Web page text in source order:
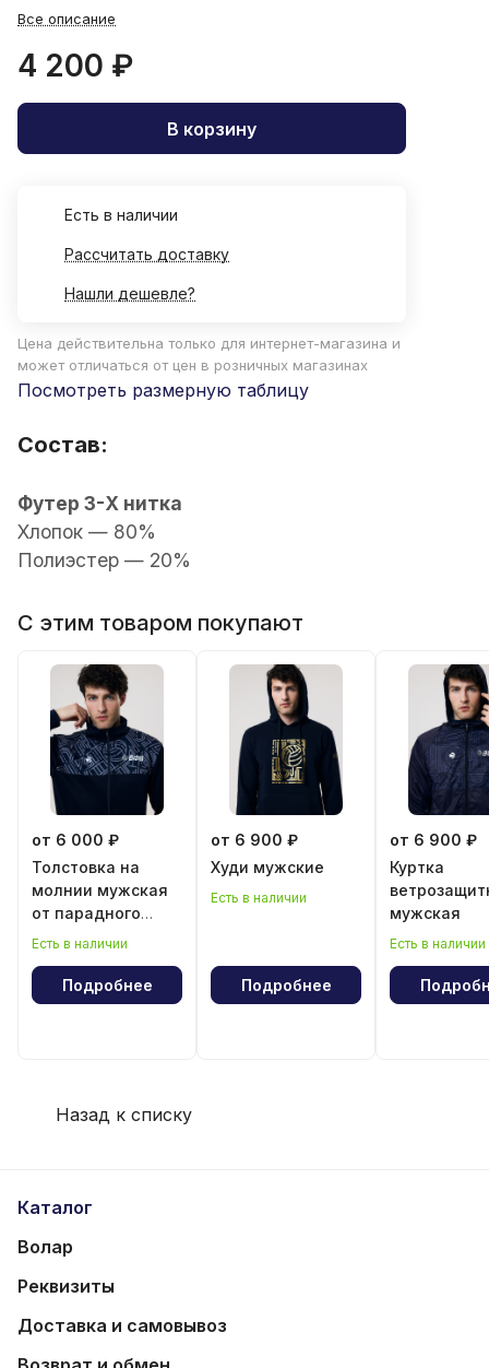
Все описание
4 200 ₽
В корзину
Есть в наличии
Рассчитать доставку
Нашли дешевле?
Цена действительна только для интернет-магазина и
может отличаться от цен в розничных магазинах
Посмотреть размерную таблицу
Состав:
Футер 3-Х нитка
Хлопок — 80%
Полиэстер — 20%
С этим товаром покупают
от 6 000 ₽
Толстовка на
молнии мужская
от парадного
костюма
Есть в наличии
Подробнее
от 6 900 ₽
Худи мужские
Есть в наличии
Подробнее
от 6 900 ₽
Куртка
мужская
Есть в наличии
Назад к списку
Каталог
Волар
Реквизиты
Доставка и самовывоз